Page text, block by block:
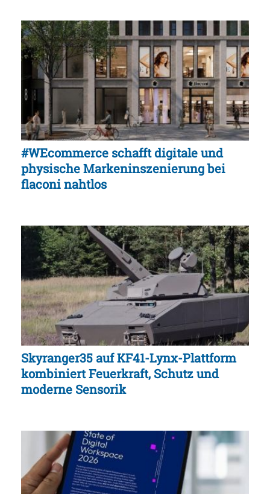
#WEcommerce schafft digitale und
physische Markeninszenierung bei
flaconi nahtlos
Skyranger35 auf KF41-Lynx-Plattform
kombiniert Feuerkraft, Schutz und
moderne Sensorik